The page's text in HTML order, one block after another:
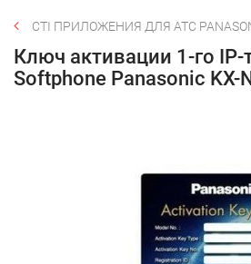
CTI ПРИЛОЖЕНИЯ ДЛЯ АТС
Ключ активации 1-го
Softphone Panasonic KX-